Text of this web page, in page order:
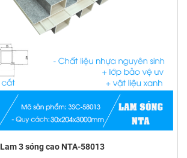
Lam 3 sóng cao NTA-58013